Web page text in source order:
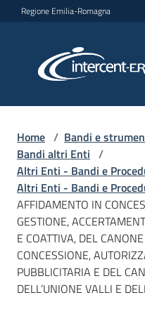
Vai al contenuto
Vai alla navigazione
Vai al footer
Regione Emilia-Romagna
per lo
L'Agenzia
Bandi
e
strumenti
Home / Bandi e
Bandi altri Enti /
Altri Enti - Bandi e
Altri Enti - Bandi e
AFFIDAMENTO IN
GESTIONE,
E COATTIVA, DEL
CONCESSIONE,
PUBBLICITARIA E DEL
DELL’UNIONE VALLI E